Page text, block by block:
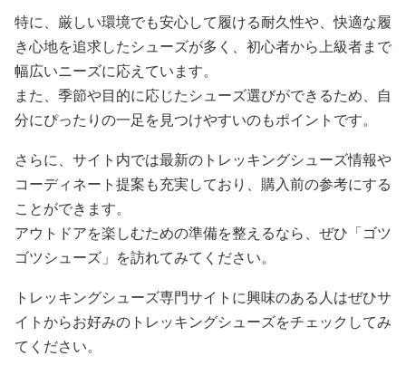
特に、厳しい環境でも安心して履ける耐久性や、快適な履
き心地を追求したシューズが多く、初心者から上級者まで
幅広いニーズに応えています。
また、季節や目的に応じたシューズ選びができるため、自
分にぴったりの一足を見つけやすいのもポイントです。
さらに、サイト内では最新のトレッキングシューズ情報や
コーディネート提案も充実しており、購入前の参考にする
ことができます。
アウトドアを楽しむための準備を整えるなら、ぜひ「ゴツ
ゴツシューズ」を訪れてみてください。
トレッキングシューズ専門サイトに興味のある人はぜひサ
イトからお好みのトレッキングシューズをチェックしてみ
てください。